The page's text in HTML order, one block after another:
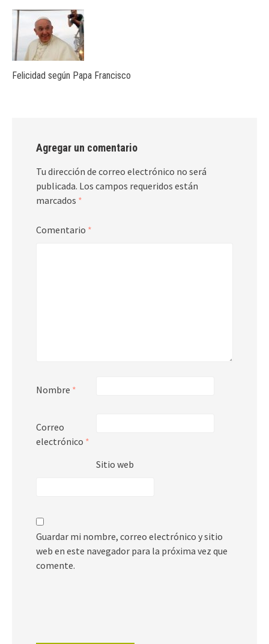
Felicidad según Papa Francisco
Agregar un comentario
Tu dirección de correo electrónico no será
publicada. Los campos requeridos están
marcados *
Comentario *
Nombre *
Correo
electrónico *
Sitio web
Guardar mi nombre, correo electrónico y sitio
web en este navegador para la próxima vez que
comente.